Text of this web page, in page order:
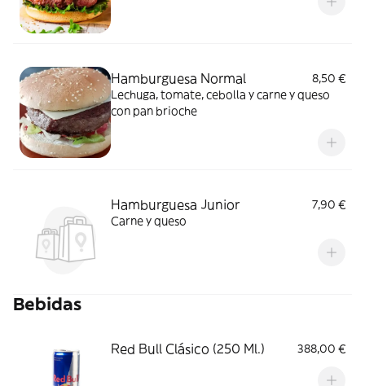
Hamburguesa Normal
8,50 €
Lechuga, tomate, cebolla y carne y queso
con pan brioche
Hamburguesa Junior
7,90 €
Carne y queso
Bebidas
Red Bull Clásico (250 Ml.) 388,00 €